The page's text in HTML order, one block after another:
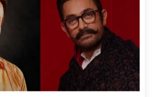
Congress ?
GODI MEDIA को
किस बात का है खौफ ?